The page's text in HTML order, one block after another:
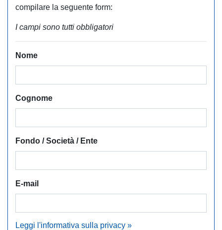
compilare la seguente form:
I campi sono tutti obbligatori
Nome
Cognome
Fondo / Società / Ente
E-mail
Leggi l'informativa sulla privacy »